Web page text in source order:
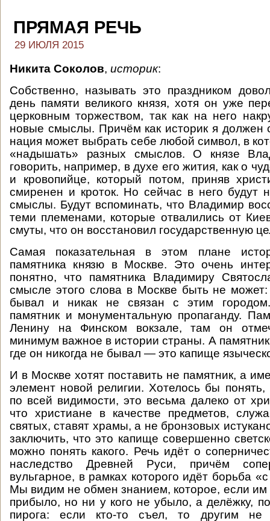
ПРЯМАЯ РЕЧЬ
29 ИЮЛЯ 2015
Никита Соколов, историк:
Собственно, называть это праздником
день памяти великого князя, хотя он уже
церковным торжеством, так как на него
новые смыслы. Причём как историк я должен
нация может выбрать себе любой символ, в
«надышать» разных смыслов. О князе
говорить, например, в духе его жития, как о
и кровопийце, который потом, приняв
смиренен и кроток. Но сейчас в него будут
смыслы. Будут вспоминать, что Владимир
теми племенами, которые отвалились от
смуты, что он восстановил государственную
Самая показательная в этом плане
памятника князю в Москве. Это очень
понятно, что памятника Владимиру
смысле этого слова в Москве быть не может:
бывал и никак не связан с этим
памятник и монументальную пропаганду.
Ленину на Финском вокзале, там он
минимум важное в истории страны. А
где он никогда не бывал — это капище
И в Москве хотят поставить не памятник, а
элемент новой религии. Хотелось бы понять,
по всей видимости, это весьма далеко от
что христиане в качестве предметов,
святых, ставят храмы, а не бронзовых
заключить, что это капище совершенно
можно понять какого. Речь идёт о
наследство Древней Руси, причём
вульгарное, в рамках которого идёт борьба
Мы видим не обмен знанием, которое, если им
прибыло, но ни у кого не убыло, а делёжку,
пирога: если кто-то съел, то другим